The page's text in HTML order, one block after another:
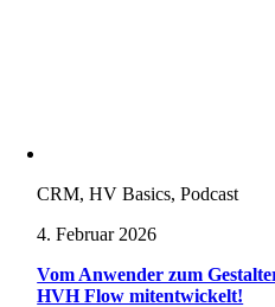
CRM, HV Basics, Podcast
4. Februar 2026
Vom Anwender zum
HVH Flow mitentwickelt!